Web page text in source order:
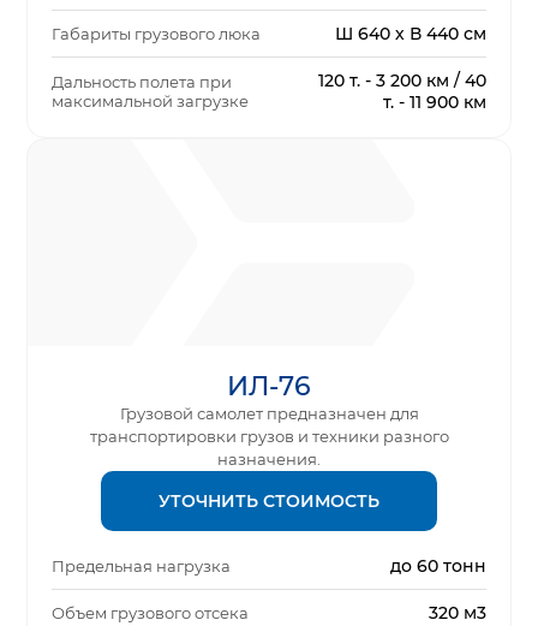
Габариты грузового люка Ш 640 х В 440 см
Дальность полета при
максимальной загрузке
120 т. - 3 200 км / 40
т. - 11 900 км
ИЛ-76
Грузовой самолет предназначен для
транспортировки грузов и техники разного
назначения.
УТОЧНИТЬ СТОИМОСТЬ
Предельная нагрузка до 60 тонн
Объем грузового отсека 320 м3